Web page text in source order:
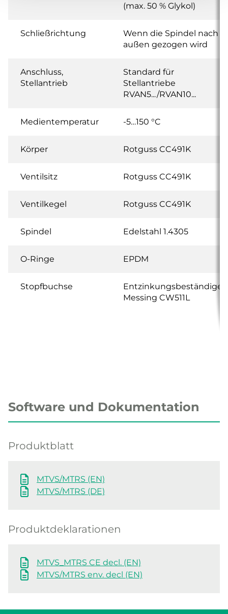
(max. 50 % Glykol)
Schließrichtung
Wenn die Spindel nach
außen gezogen wird
Anschluss,
Stellantrieb
Standard für
Stellantriebe
RVAN5.../RVAN10...
Medientemperatur -5…150 °C
Körper Rotguss CC491K
Ventilsitz Rotguss CC491K
Ventilkegel Rotguss CC491K
Spindel Edelstahl 1.4305
O-Ringe EPDM
Stopfbuchse
Entzinkungsbeständiges
Messing CW511L
Software und Dokumentation
Produktblatt
MTVS/MTRS (EN)
MTVS/MTRS (DE)
Produktdeklarationen
MTVS_MTRS CE decl. (EN)
MTVS/MTRS env. decl (EN)